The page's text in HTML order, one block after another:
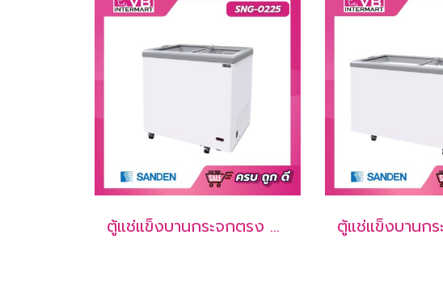
ตู้แช่แข็งบานกระจกตรง 7.06 คิว [SNG-0225]